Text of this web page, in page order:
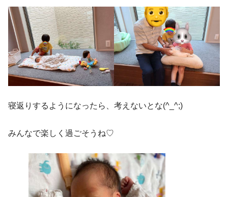
寝返りするようになったら、考えないとな(^_^;)
みんなで楽しく過ごそうね♡